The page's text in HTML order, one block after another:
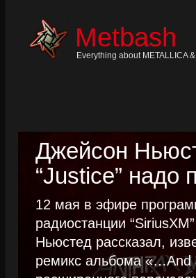
Metbash
Everything about METALLICA
Джейсон
“Justice” надо
12 мая в эфире
радиостанции
Ньюстед рассказал,
ремикс альбома «…And